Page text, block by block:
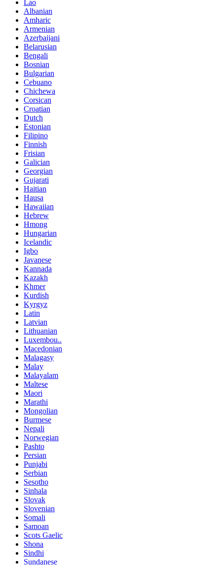
Lao
Albanian
Amharic
Armenian
Azerbaijani
Belarusian
Bengali
Bosnian
Bulgarian
Cebuano
Chichewa
Corsican
Croatian
Dutch
Estonian
Filipino
Finnish
Frisian
Galician
Georgian
Gujarati
Haitian
Hausa
Hawaiian
Hebrew
Hmong
Hungarian
Icelandic
Igbo
Javanese
Kannada
Kazakh
Khmer
Kurdish
Kyrgyz
Latin
Latvian
Lithuanian
Luxembou..
Macedonian
Malagasy
Malay
Malayalam
Maltese
Maori
Marathi
Mongolian
Burmese
Nepali
Norwegian
Pashto
Persian
Punjabi
Serbian
Sesotho
Sinhala
Slovak
Slovenian
Somali
Samoan
Scots Gaelic
Shona
Sindhi
Sundanese